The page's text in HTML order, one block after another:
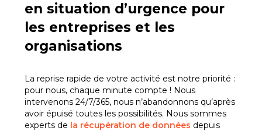
en situation d’urgence pour
les entreprises et les
organisations
La reprise rapide de votre activité est notre priorité :
pour nous, chaque minute compte ! Nous
intervenons 24/7/365, nous n’abandonnons qu’après
avoir épuisé toutes les possibilités. Nous sommes
experts de la récupération de données depuis